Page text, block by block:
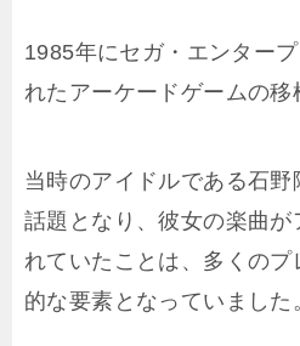
1985年にセガ・エンター
れたアーケードゲームの移
当時のアイドルである石
話題となり、彼女の楽曲が
れていたことは、多くの
的な要素となっていました